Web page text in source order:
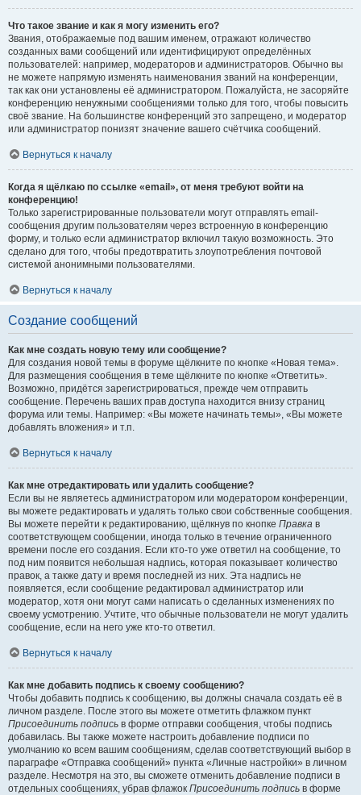
Что такое звание и как я могу изменить его?
Звания, отображаемые под вашим именем, отражают количество
созданных вами сообщений или идентифицируют определённых
пользователей: например, модераторов и администраторов. Обычно вы
не можете напрямую изменять наименования званий на конференции,
так как они установлены её администратором. Пожалуйста, не засоряйте
конференцию ненужными сообщениями только для того, чтобы повысить
своё звание. На большинстве конференций это запрещено, и модератор
или администратор понизят значение вашего счётчика сообщений.
Вернуться к началу
Когда я щёлкаю по ссылке «email», от меня требуют войти на
конференцию!
Только зарегистрированные пользователи могут отправлять email-
сообщения другим пользователям через встроенную в конференцию
форму, и только если администратор включил такую возможность. Это
сделано для того, чтобы предотвратить злоупотребления почтовой
системой анонимными пользователями.
Вернуться к началу
Создание сообщений
Как мне создать новую тему или сообщение?
Для создания новой темы в форуме щёлкните по кнопке «Новая тема».
Для размещения сообщения в теме щёлкните по кнопке «Ответить».
Возможно, придётся зарегистрироваться, прежде чем отправить
сообщение. Перечень ваших прав доступа находится внизу страниц
форума или темы. Например: «Вы можете начинать темы», «Вы можете
добавлять вложения» и т.п.
Вернуться к началу
Как мне отредактировать или удалить сообщение?
Если вы не являетесь администратором или модератором конференции,
вы можете редактировать и удалять только свои собственные сообщения.
Вы можете перейти к редактированию, щёлкнув по кнопке Правка в
соответствующем сообщении, иногда только в течение ограниченного
времени после его создания. Если кто-то уже ответил на сообщение, то
под ним появится небольшая надпись, которая показывает количество
правок, а также дату и время последней из них. Эта надпись не
появляется, если сообщение редактировал администратор или
модератор, хотя они могут сами написать о сделанных изменениях по
своему усмотрению. Учтите, что обычные пользователи не могут удалить
сообщение, если на него уже кто-то ответил.
Вернуться к началу
Как мне добавить подпись к своему сообщению?
Чтобы добавить подпись к сообщению, вы должны сначала создать её в
личном разделе. После этого вы можете отметить флажком пункт
Присоединить подпись в форме отправки сообщения, чтобы подпись
добавилась. Вы также можете настроить добавление подписи по
умолчанию ко всем вашим сообщениям, сделав соответствующий выбор в
параграфе «Отправка сообщений» пункта «Личные настройки» в личном
разделе. Несмотря на это, вы сможете отменить добавление подписи в
отдельных сообщениях, убрав флажок Присоединить подпись в форме